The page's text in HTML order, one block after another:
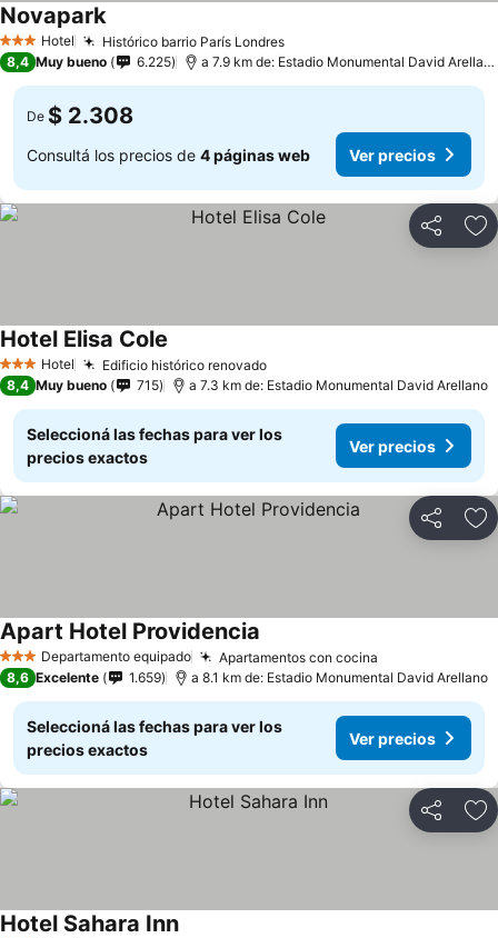
3 Estrellas
Hotel Histórico barrio París Londres
Novapark
8,4 Muy bueno 6.225 a 7.9 km de: Estadio Monumental David Arellano
De $ 2.308
Consultá los precios de 4 páginas web Ver precios
Compartir
3 Estrellas
Hotel Edificio histórico renovado
Hotel Elisa Cole
8,4 Muy bueno 715 a 7.3 km de: Estadio Monumental David Arellano
Seleccioná las fechas para ver los
precios exactos
Ver precios
Compartir
3 EstrellasDepartamento equipado Apartamentos con cocina
Apart Hotel Providencia
8,6 Excelente 1.659 a 8.1 km de: Estadio Monumental David Arellano
Seleccioná las fechas para ver los
precios exactos
Ver precios
Compartir
Hotel Sahara Inn